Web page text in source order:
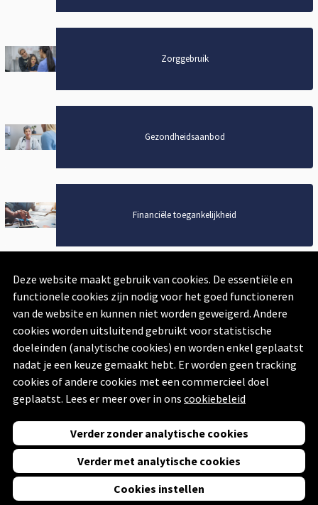
Deze website maakt gebruik van cookies. De essentiële en
functionele cookies zijn nodig voor het goed functioneren
van de website en kunnen niet worden geweigerd. Andere
cookies worden uitsluitend gebruikt voor statistische
doeleinden (analytische cookies) en worden enkel geplaatst
nadat je een keuze gemaakt hebt. Er worden geen tracking
cookies of andere cookies met een commercieel doel
geplaatst. Lees er meer over in ons cookiebeleid
Verder zonder analytische cookies
Verder met analytische cookies
Cookies instellen
Zorggebruik
Gezondheidsaanbod
Financiële toegankelijkheid
Gezondheidstoestand by proxy
Doelgroepenzorg
Doelgroepenzorg
Geneesmiddelengebruik
Geneesmiddelengebruik